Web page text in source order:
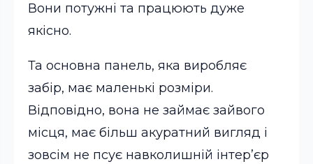
Вони потужні та працюють дуже
якісно.
Та основна панель, яка виробляє
забір, має маленькі розміри.
Відповідно, вона не займає зайвого
місця, має більш акуратний вигляд і
зовсім не псує навколишній інтер’єр